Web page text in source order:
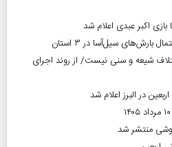
اکبر عبدی اعلام شد
شیعه و سنی نیست/ از روند اجرای
در البرز اعلام شد
منتشر شد